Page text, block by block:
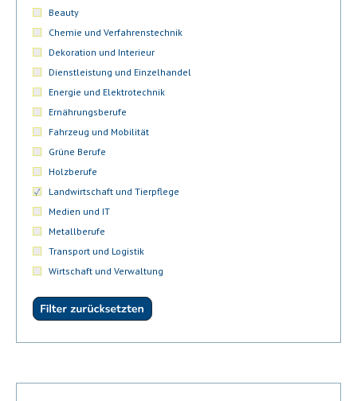
Beauty
Chemie und Verfahrenstechnik
Dekoration und Interieur
Dienstleistung und Einzelhandel
Energie und Elektrotechnik
Ernährungsberufe
Fahrzeug und Mobilität
Grüne Berufe
Holzberufe
Landwirtschaft und Tierpflege
Medien und IT
Metallberufe
Transport und Logistik
Wirtschaft und Verwaltung